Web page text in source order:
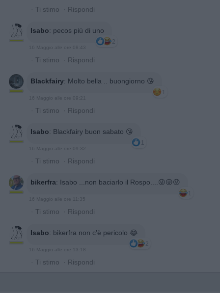
· Ti stimo · Rispondi
Isabo: pecos più di uno
2
16 Maggio alle ore 08:43
· Ti stimo · Rispondi
Blackfairy: Molto bella .. buongiorno 😘
1
16 Maggio alle ore 09:21
· Ti stimo · Rispondi
Isabo: Blackfairy buon sabato 😘
1
16 Maggio alle ore 09:32
· Ti stimo · Rispondi
bikerfra: Isabo ...non baciarlo il Rospo....😜😜😜
1
16 Maggio alle ore 11:35
· Ti stimo · Rispondi
Isabo: bikerfra non c'è pericolo 😂
2
16 Maggio alle ore 13:18
· Ti stimo · Rispondi